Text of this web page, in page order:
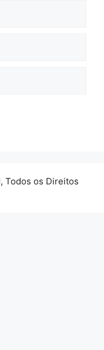
Todos os Direitos